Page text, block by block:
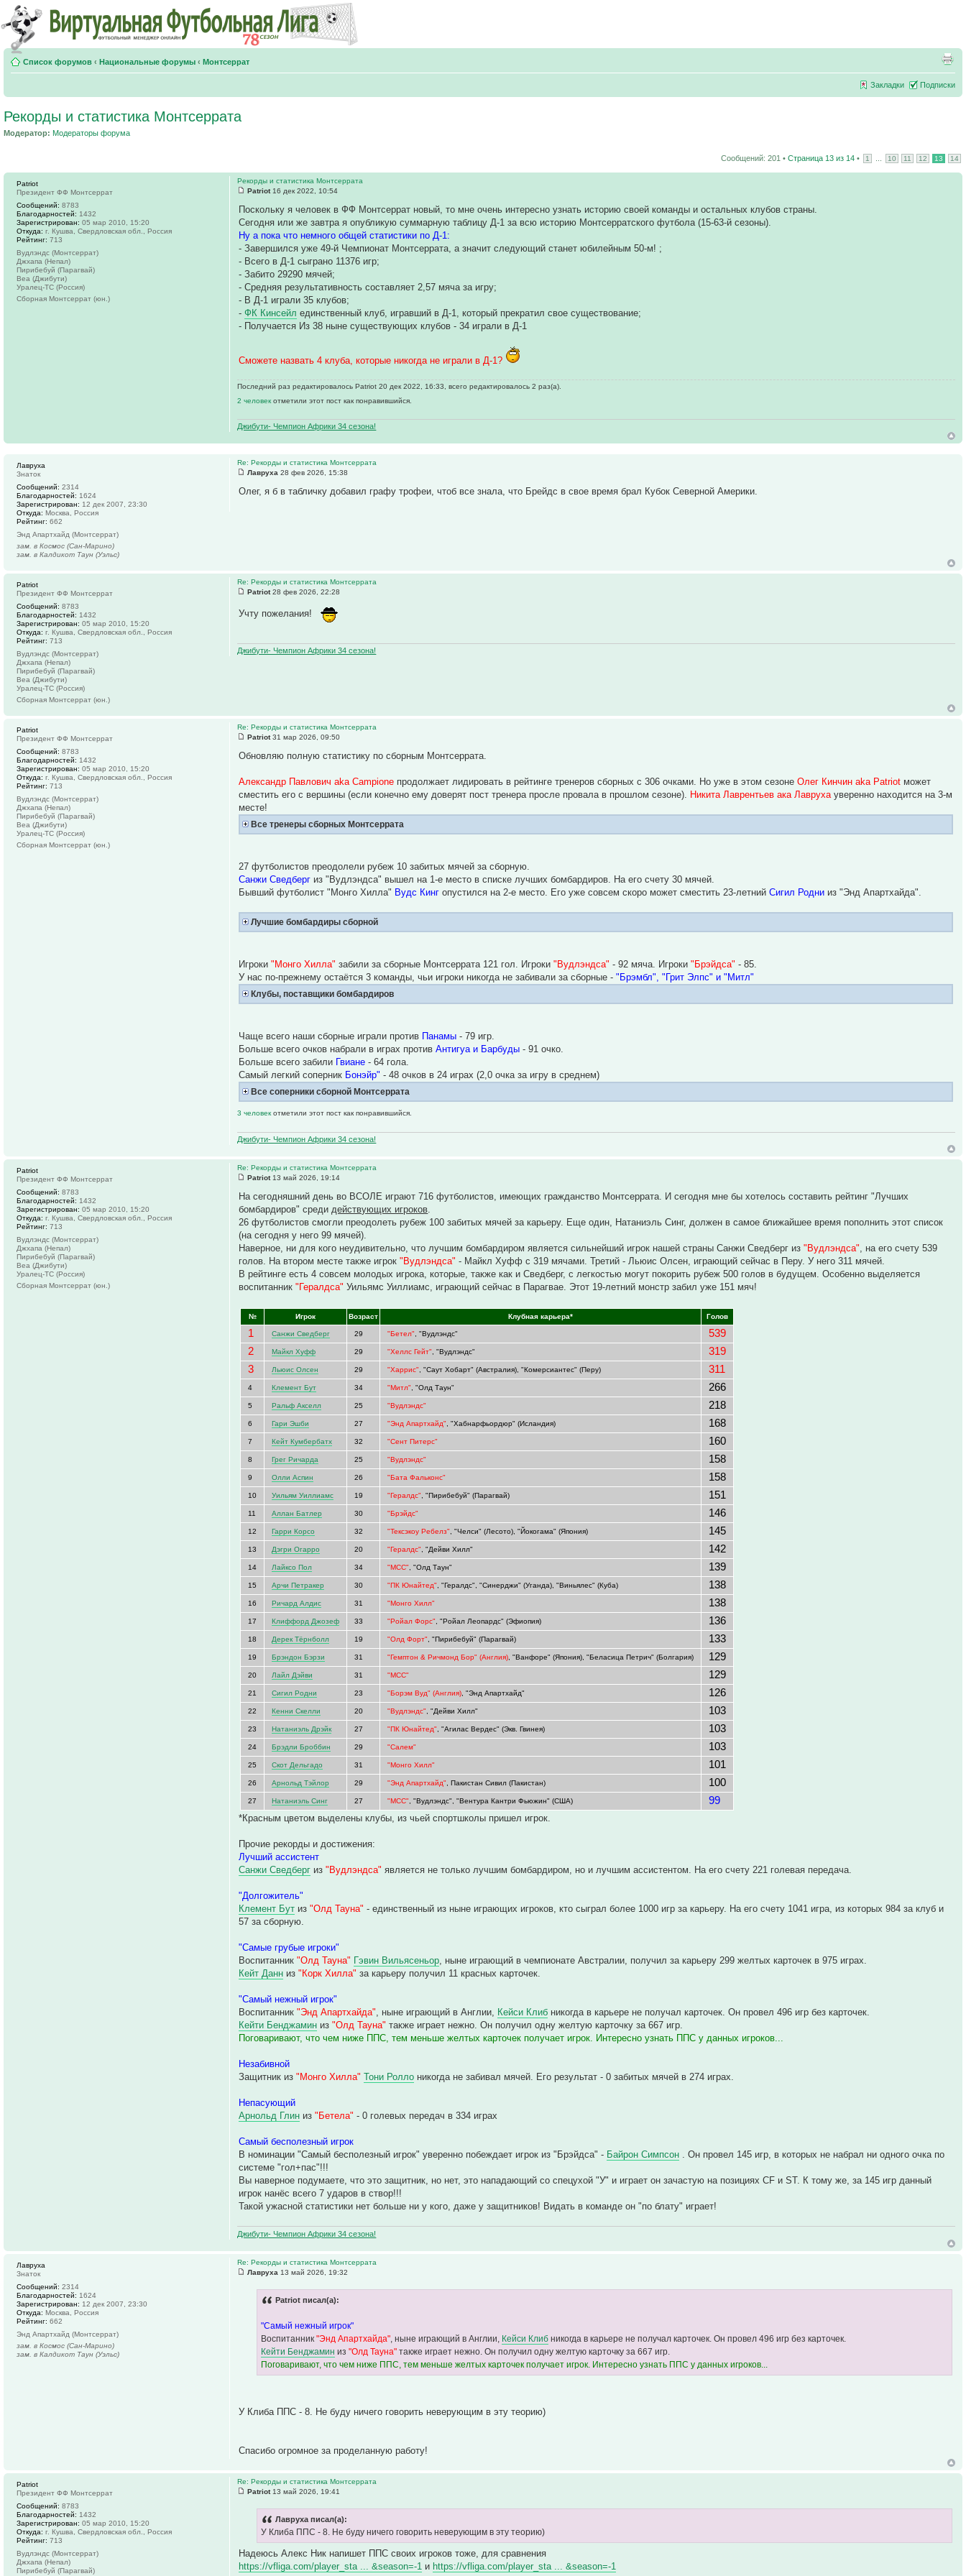
Список форумов ‹ Национальные форумы ‹ Монтсеррат
Закладки Подписки
Рекорды и статистика Монтсеррата
Модератор: Модераторы форума
Сообщений: 201 • Страница 13 из 14 • 1 10 11 12 13 14
Рекорды и статистика Монтсеррата
Patriot16 дек 2022, 10:54
Поскольку я человек в ФФ Монтсеррат новый, то мне очень интересно узнать историю своей команды и остальных клубов страны.
Сегодня или же завтра я опубликую суммарную таблицу Д-1 за всю историю Монтсерратского футбола (15-63-й сезоны).
Ну а пока что немного общей статистики по Д-1:
- Завершился уже 49-й Чемпионат Монтсеррата, а значит следующий станет юбилейным 50-м! ;
- Всего в Д-1 сыграно 11376 игр;
- Забито 29290 мячей;
- Средняя результативность составляет 2,57 мяча за игру;
- В Д-1 играли 35 клубов;
-ФК Кинсейл единственный клуб, игравший в Д-1, который прекратил свое существование;
- Получается Из 38 ныне существующих клубов - 34 играли в Д-1
Сможете назвать 4 клуба, которые никогда не играли в Д-1?
Последний раз редактировалось Patriot 20 дек 2022, 16:33, всего редактировалось 2 раз(а).
2 человекотметили этот пост как понравившийся.
Джибути- Чемпион Африки 34 сезона!
Patriot
Президент ФФ Монтсеррат
Сообщений: 8783
Благодарностей: 1432
Зарегистрирован: 05 мар 2010, 15:20
Откуда: г. Кушва, Свердловская обл., Россия
Рейтинг: 713
Вудлэндс (Монтсеррат)
Джхапа (Непал)
Пирибебуй (Парагвай)
Веа (Джибути)
Уралец-ТС (Россия)
Сборная Монтсеррат (юн.)
Re: Рекорды и статистика Монтсеррата
Лавруха 28 фев 2026, 15:38
Олег, я б в табличку добавил графу трофеи, чтоб все знала, что Брейдс в свое время брал Кубок Северной Америки.
Лавруха
Знаток
Сообщений: 2314
Благодарностей: 1624
Зарегистрирован: 12 дек 2007, 23:30
Откуда: Москва, Россия
Рейтинг: 662
Энд Апартхайд (Монтсеррат)
зам. в Космос (Сан-Марино)
зам. в Калдикот Таун (Уэльс)
Re: Рекорды и статистика Монтсеррата
Patriot28 фев 2026, 22:28
Учту пожелания!
Джибути- Чемпион Африки 34 сезона!
Patriot
Президент ФФ Монтсеррат
Сообщений: 8783
Благодарностей: 1432
Зарегистрирован: 05 мар 2010, 15:20
Откуда: г. Кушва, Свердловская обл., Россия
Рейтинг: 713
Вудлэндс (Монтсеррат)
Джхапа (Непал)
Пирибебуй (Парагвай)
Веа (Джибути)
Уралец-ТС (Россия)
Сборная Монтсеррат (юн.)
Re: Рекорды и статистика Монтсеррата
Patriot31 мар 2026, 09:50
Обновляю полную статистику по сборным Монтсеррата.
Александр Павлович aka Campione продолжает лидировать в рейтинге тренеров сборных с 306 очками. Но уже в этом сезонеОлег Кинчин aka Patriot может
сместить его с вершины (если конечно ему доверят пост тренера просле провала в прошлом сезоне). Никита Лаврентьев ака Лаврухауверенно находится на 3-м
месте!
Все тренеры сборных Монтсеррата
27 футболистов преодолели рубеж 10 забитых мячей за сборную.
Санжи Сведберг из "Вудлэндса" вышел на 1-е место в списке лучших бомбардиров. На его счету 30 мячей.
Бывший футболист "Монго Хилла" Вудс Кинг опустился на 2-е место. Его уже совсем скоро может сместить 23-летнийСигил Родни из "Энд Апартхайда".
Лучшие бомбардиры сборной
Игроки"Монго Хилла" забили за сборные Монтсеррата 121 гол. Игроки"Вудлэндса" - 92 мяча. Игроки"Брэйдса" - 85.
У нас по-прежнему остаётся 3 команды, чьи игроки никогда не забивали за сборные -"Брэмбл", "Грит Элпс" и "Митл"
Клубы, поставщики бомбардиров
Чаще всего наши сборные играли против Панамы - 79 игр.
Больше всего очков набрали в играх противАнтигуа и Барбуды - 91 очко.
Больше всего забили Гвиане - 64 гола.
Самый легкий соперник Бонэйр" - 48 очков в 24 играх (2,0 очка за игру в среднем)
Все соперники сборной Монтсеррата
3 человекотметили этот пост как понравившийся.
Джибути- Чемпион Африки 34 сезона!
Patriot
Президент ФФ Монтсеррат
Сообщений: 8783
Благодарностей: 1432
Зарегистрирован: 05 мар 2010, 15:20
Откуда: г. Кушва, Свердловская обл., Россия
Рейтинг: 713
Вудлэндс (Монтсеррат)
Джхапа (Непал)
Пирибебуй (Парагвай)
Веа (Джибути)
Уралец-ТС (Россия)
Сборная Монтсеррат (юн.)
Re: Рекорды и статистика Монтсеррата
Patriot13 май 2026, 19:14
На сегодняшний день во ВСОЛЕ играют 716 футболистов, имеющих гражданство Монтсеррата. И сегодня мне бы хотелось составить рейтинг "Лучших
бомбардиров" среди действующих игроков
26 футболистов смогли преодолеть рубеж 100 забитых мячей за карьеру. Еще один, Натаниэль Синг, должен в самое ближайшее время пополнить этот список
(на сегодня у него 99 мячей).
Наверное, ни для кого неудивительно, что лучшим бомбардиром является сильнейший игрок нашей страны Санжи Сведберг из"Вудлэндса" , на его счету 539
голов. На втором месте также игрок"Вудлэндса" - Майкл Хуфф с 319 мячами. Третий - Льюис Олсен, играющий сейчас в Перу. У него 311 мячей.
В рейтинге есть 4 совсем молодых игрока, которые, также как и Сведберг, с легкостью могут покорить рубеж 500 голов в будущем. Особенно выделяется
воспитанник"Гералдса" Уильямс Уиллиамс, играющий сейчас в Парагвае. Этот 19-летний монстр забил уже 151 мяч!
№ Игрок Возраст Клубная карьера* Голов
1 Санжи Сведберг 29 "Бетел" , "Вудлэндс"
539
2
Майкл Хуфф 29 "Хеллс Гейт" , "Вудлэндс"
319
3
Льюис Олсен 29 "Харрис" , "Саут Хобарт" (Австралия), "Комерсиантес" (Перу) 311
4 Клемент Бут 34 "Митл" , "Олд Таун" 266
5 Ральф Акселл 25 "Вудлэндс" 218
6 Гари Эшби 27 "Энд Апартхайд" , "Хабнарфьордюр" (Исландия) 168
7 Кейт Кумбербатх 32 "Сент Питерс" 160
8 Грег Ричарда 25 "Вудлэндс" 158
9 Олли Аспин 26 "Бата Фальконс" 158
10 Уильям Уиллиамс 19 "Гералдс" , "Пирибебуй" (Парагвай) 151
11 Аллан Батлер 30 "Брэйдс" 146
12 Гарри Корсо 32 "Тексэкоу Ребелз" , "Челси" (Лесото), "Йокогама" (Япония) 145
13 Дэгри Огарро 20 "Гералдс" , "Дейви Хилл" 142
14 Лайксо Пол 34 "МСС" , "Олд Таун" 139
15 Арчи Петракер 30 "ПК Юнайтед" , "Гералдс", "Синерджи" (Уганда), "Виньялес" (Куба) 138
16 Ричард Алдис 31 "Монго Хилл" 138
17 Клиффорд Джозеф 33 "Ройал Форс" , "Ройал Леопардс" (Эфиопия) 136
18 Дерек Тёрнболл 19 "Олд Форт" , "Пирибебуй" (Парагвай) 133
19 Брэндон Бэрзи 31 "Гемптон & Ричмонд Бор" (Англия) , "Ванфоре" (Япония), "Беласица Петрич" (Болгария) 129
20 Лайл Дэйви 31 "МСС" 129
21 Сигил Родни 23 "Борэм Вуд" (Англия) , "Энд Апартхайд" 126
22 Кенни Скелли 20 "Вудлэндс" , "Дейви Хилл" 103
23 Натаниэль Дрэйк 27 "ПК Юнайтед" , "Агилас Вердес" (Экв. Гвинея) 103
24 Брэдли Броббин 29 "Салем" 103
25 Скот Дельгадо 31 "Монго Хилл" 101
26 Арнольд Тэйлор 29 "Энд Апартхайд" , Пакистан Сивил (Пакистан) 100
27 Натаниэль Синг 27 "МСС" , "Вудлэндс", "Вентура Кантри Фьюжин" (США) 99
*Красным цветом выделены клубы, из чьей спортшколы пришел игрок.
Прочие рекорды и достижения:
Лучший ассистент
Санжи Сведберг из"Вудлэндса" является не только лучшим бомбардиром, но и лучшим ассистентом. На его счету 221 голевая передача.
"Долгожитель"
Клемент Бут из"Олд Тауна" - единственный из ныне играющих игроков, кто сыграл более 1000 игр за карьеру. На его счету 1041 игра, из которых 984 за клуб и
57 за сборную.
"Самые грубые игроки"
Воспитанник"Олд Тауна" Гэвин Вильясеньор , ныне играющий в чемпионате Австралии, получил за карьеру 299 желтых карточек в 975 играх.
Кейт Данн из"Корк Хилла" за карьеру получил 11 красных карточек.
"Самый нежный игрок"
Воспитанник"Энд Апартхайда" , ныне играющий в Англии, Кейси Клиб никогда в карьере не получал карточек. Он провел 496 игр без карточек.
Кейти Бенджамин из"Олд Тауна" также играет нежно. Он получил одну желтую карточку за 667 игр.
Поговаривают, что чем ниже ППС, тем меньше желтых карточек получает игрок. Интересно узнать ППС у данных игроков...
Незабивной
Защитник из"Монго Хилла"Тони Ролло никогда не забивал мячей. Его результат - 0 забитых мячей в 274 играх.
Непасующий
Арнольд Глин из"Бетела" - 0 голевых передач в 334 играх
Самый бесполезный игрок
В номинации "Самый бесполезный игрок" уверенно побеждает игрок из "Брэйдса" - Байрон Симпсон . Он провел 145 игр, в которых не набрал ни одного очка по
системе "гол+пас"!!!
Вы наверное подумаете, что это защитник, но нет, это нападающий со спецухой "У" и играет он зачастую на позициях CF и ST. К тому же, за 145 игр данный
игрок нанёс всего 7 ударов в створ!!!
Такой ужасной статистики нет больше ни у кого, даже у защитников! Видать в команде он "по блату" играет!
Джибути- Чемпион Африки 34 сезона!
Patriot
Президент ФФ Монтсеррат
Сообщений: 8783
Благодарностей: 1432
Зарегистрирован: 05 мар 2010, 15:20
Откуда: г. Кушва, Свердловская обл., Россия
Рейтинг: 713
Вудлэндс (Монтсеррат)
Джхапа (Непал)
Пирибебуй (Парагвай)
Веа (Джибути)
Уралец-ТС (Россия)
Сборная Монтсеррат (юн.)
Re: Рекорды и статистика Монтсеррата
Лавруха 13 май 2026, 19:32
Patriot писал(а):
"Самый нежный игрок"
Воспитанник"Энд Апартхайда" , ныне играющий в Англии, Кейси Клиб никогда в карьере не получал карточек. Он провел 496 игр без карточек.
Кейти Бенджамин из"Олд Тауна" также играет нежно. Он получил одну желтую карточку за 667 игр.
Поговаривают, что чем ниже ППС, тем меньше желтых карточек получает игрок. Интересно узнать ППС у данных игроков...
У Клиба ППС - 8. Не буду ничего говорить неверующим в эту теорию)
Спасибо огромное за проделанную работу!
Лавруха
Знаток
Сообщений: 2314
Благодарностей: 1624
Зарегистрирован: 12 дек 2007, 23:30
Откуда: Москва, Россия
Рейтинг: 662
Энд Апартхайд (Монтсеррат)
зам. в Космос (Сан-Марино)
зам. в Калдикот Таун (Уэльс)
Re: Рекорды и статистика Монтсеррата
Patriot13 май 2026, 19:41
Лавруха писал(а):
У Клиба ППС - 8. Не буду ничего говорить неверующим в эту теорию)
Надеюсь Алекс Ник напишет ППС своих игроков тоже, для сравнения
https://vfliga.com/player_sta ... &season=-1 и https://vfliga.com/player_sta ... &season=-1
Patriot
Президент ФФ Монтсеррат
Сообщений: 8783
Благодарностей: 1432
Зарегистрирован: 05 мар 2010, 15:20
Откуда: г. Кушва, Свердловская обл., Россия
Рейтинг: 713
Вудлэндс (Монтсеррат)
Джхапа (Непал)
Пирибебуй (Парагвай)